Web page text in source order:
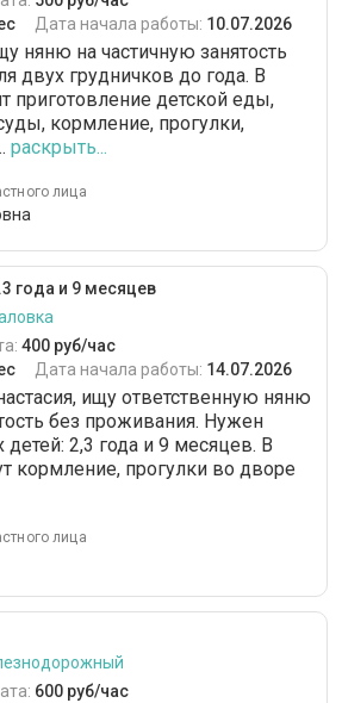
Дата начала работы: 10.07.2026
няню на частичную занятость
двух грудничков до года. В
приготовление детской еды,
кормление, прогулки,
раскрыть...
лица
года и 9 месяцев
400 руб/час
Дата начала работы: 14.07.2026
ищу ответственную няню
без проживания. Нужен
2,3 года и 9 месяцев. В
кормление, прогулки во дворе
лица
600 руб/час